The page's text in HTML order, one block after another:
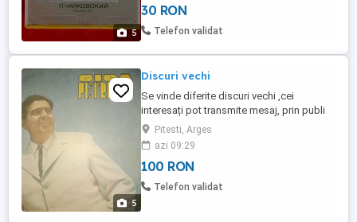
5
limbii engleze și cărțile corespunzătoare
acestuia. Iată titlurile materialelor
30 RON
Telefon validat
5
Discuri vechi
Se vinde diferite discuri vechi ,cei
interesați pot transmite mesaj, prin publi
24 pentru detalii.
Pitesti, Arges
azi 09:29
100 RON
Telefon validat